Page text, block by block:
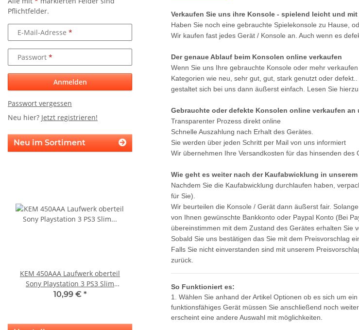
Verkaufen Sie uns ihre Konsole - spielend leicht und
Haben Sie noch eine gebrauchte Spielekonsole zu Hause,
Wir kaufen fast jedes Gerät / Konsole an. Auch wenn es
Der genaue Ablauf beim Konsolen online verkaufen
Wenn Sie uns Ihre gebrauchte Konsole oder mehr
Kategorien wie neu, sehr gut, gut, stark genutzt oder
gestaltet sich bei uns dann äußerst einfach. Lesen Sie
Gebrauchte oder defekte Konsolen online verkaufen
Transparenter Prozess direkt online
Schnelle Auszahlung nach Erhalt des Gerätes.
Sie werden über jeden Schritt per Mail von uns informiert
Wir übernehmen Ihre Versandkosten für das hinsenden des
Wie geht es weiter nach der Kaufabwicklung in unserem
Nachdem Sie die Kaufabwicklung durchlaufen haben,
für Sie).
Wir beurteilen die Konsole / Gerät dann äußerst fair.
von Ihnen gewünschte Bankkonto oder Paypal Konto (Bei
übereinstimmen mit dem Zustand des Gerätes erhalten Sie
Sobald Sie uns bestätigen das Sie mit dem Preisvorschlag
Falls Sie nicht einverstanden sind mit unserem
zurück.
So Funktioniert es:
1. Wählen Sie anhand der Artikel Optionen ob es sich um
funktionsfähiges Gerät müssen Sie anschließend noch
erscheint eine andere Auswahl mit möglichkeiten.
Pflichtfelder.
E-Mail-Adresse
Passwort
Anmelden
Passwort vergessen
Neu hier? Jetzt registrieren!
Neu im Sortiment
KEM 450AAA Laufwerk oberteil
Sony Playstation 3 PS3 Slim
gebraucht
10,99 € *
Sony Playstation 3 KEM KES
450EAA PS3 Laser mit Schlitten
Blu-Ray Laufwerk gebraucht
32,99 €*
SONY PS3 Slim Netzteil
29,99 €*